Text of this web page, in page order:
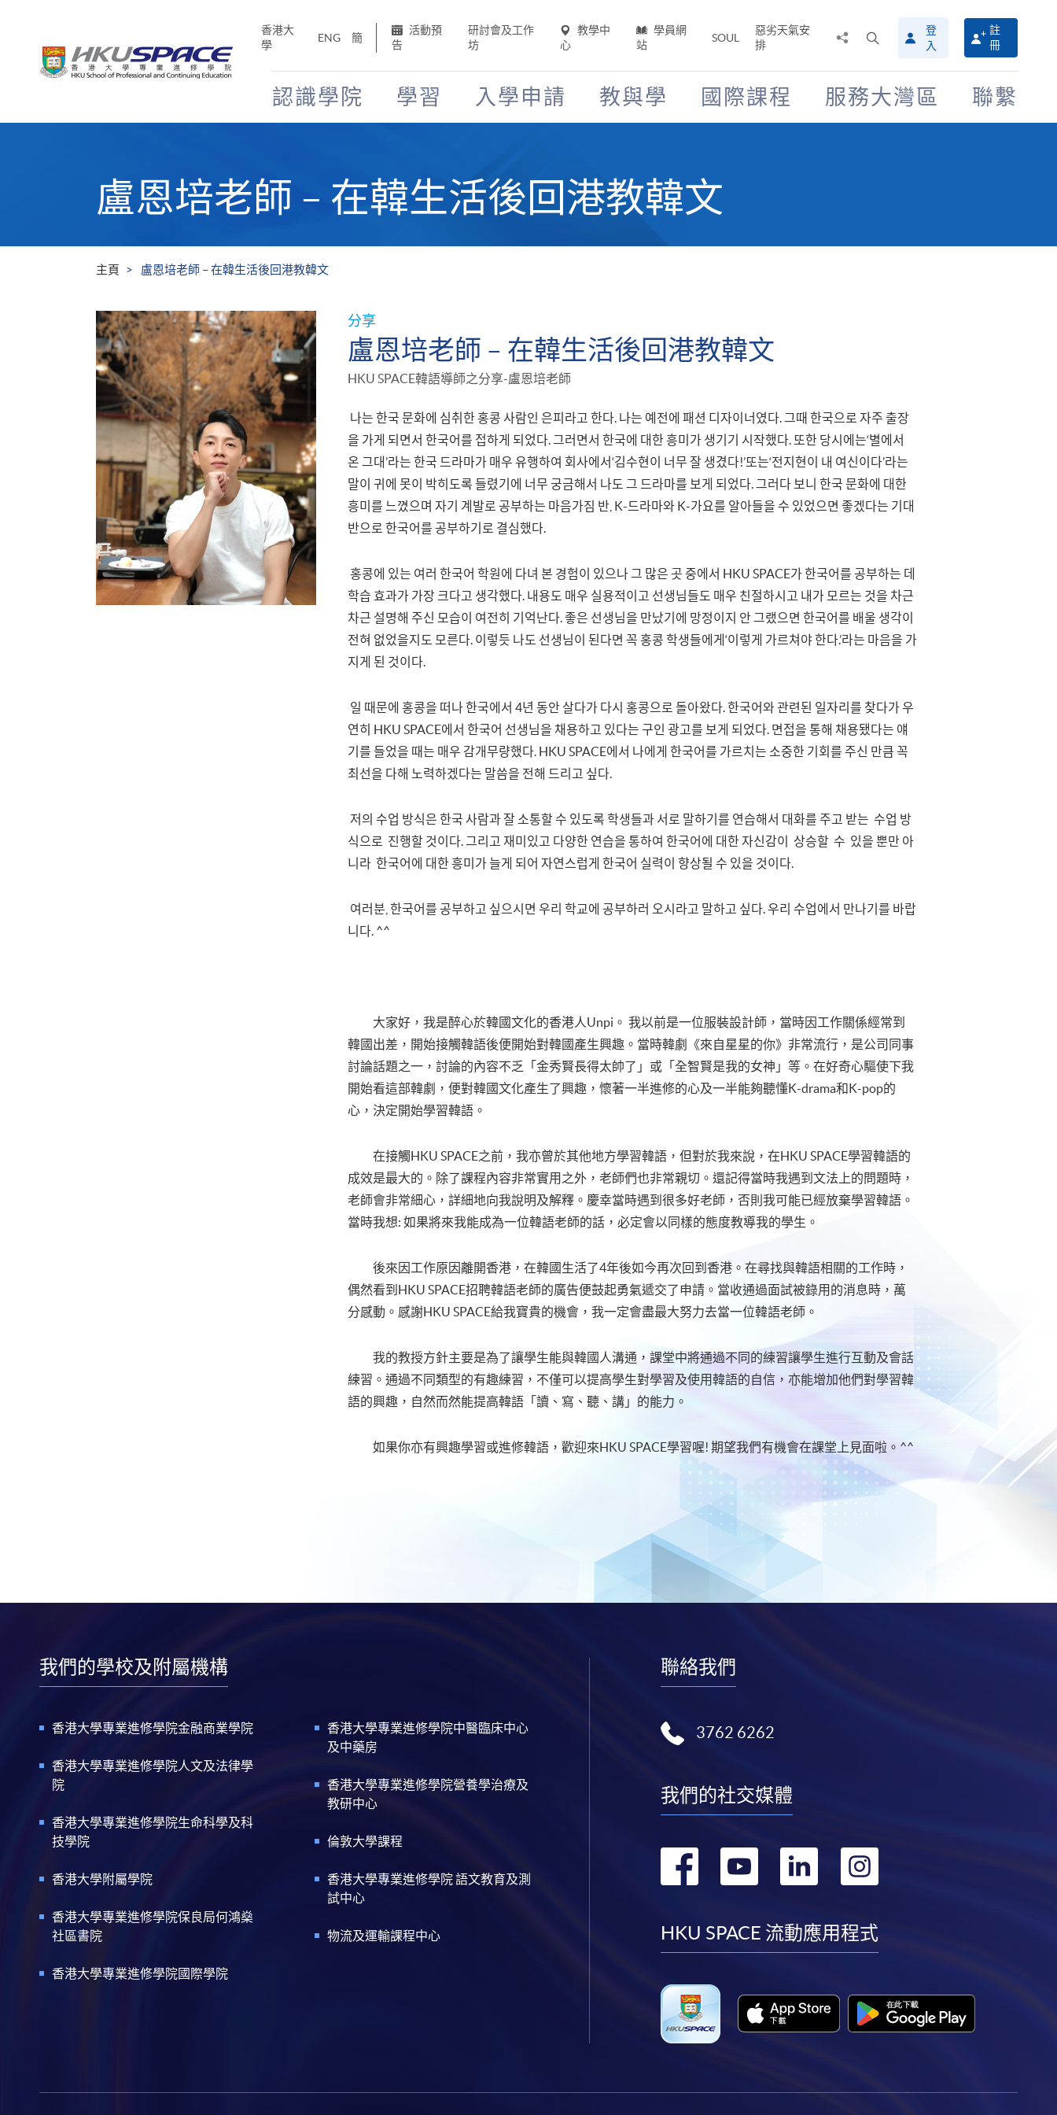
香港大
學
ENG 簡
活動預
告
研討會及工作
坊
教學中
心
學員網
站
SOUL
惡劣天氣安
排
搜
尋
介
面
登
入
註
冊
認識學院 學習 入學申請 教與學 國際課程 服務大灣區 聯繫
盧恩培老師 – 在韓生活後回港教韓文
主頁 盧恩培老師 – 在韓生活後回港教韓文
分享
盧恩培老師 – 在韓生活後回港教韓文
HKU SPACE韓語導師之分享-盧恩培老師
나는 한국 문화에 심취한 홍콩 사람인 은피라고 한다. 나는 예전에 패션 디자이너였다. 그때 한국으로 자주 출장
을 가게 되면서 한국어를 접하게 되었다. 그러면서 한국에 대한 흥미가 생기기 시작했다. 또한 당시에는‘별에서
온 그대’라는 한국 드라마가 매우 유행하여 회사에서‘김수현이 너무 잘 생겼다!’또는‘전지현이 내 여신이다’라는
말이 귀에 못이 박히도록 들렸기에 너무 궁금해서 나도 그 드라마를 보게 되었다. 그러다 보니 한국 문화에 대한
흥미를 느꼈으며 자기 계발로 공부하는 마음가짐 반, K-드라마와 K-가요를 알아들을 수 있었으면 좋겠다는 기대
반으로 한국어를 공부하기로 결심했다.
홍콩에 있는 여러 한국어 학원에 다녀 본 경험이 있으나 그 많은 곳 중에서 HKU SPACE가 한국어를 공부하는 데
학습 효과가 가장 크다고 생각했다. 내용도 매우 실용적이고 선생님들도 매우 친절하시고 내가 모르는 것을 차근
차근 설명해 주신 모습이 여전히 기억난다. 좋은 선생님을 만났기에 망정이지 안 그랬으면 한국어를 배울 생각이
전혀 없었을지도 모른다. 이렇듯 나도 선생님이 된다면 꼭 홍콩 학생들에게‘이렇게 가르쳐야 한다.’라는 마음을 가
지게 된 것이다.
일 때문에 홍콩을 떠나 한국에서 4년 동안 살다가 다시 홍콩으로 돌아왔다. 한국어와 관련된 일자리를 찾다가 우
연히 HKU SPACE에서 한국어 선생님을 채용하고 있다는 구인 광고를 보게 되었다. 면접을 통해 채용됐다는 얘
기를 들었을 때는 매우 감개무량했다. HKU SPACE에서 나에게 한국어를 가르치는 소중한 기회를 주신 만큼 꼭
최선을 다해 노력하겠다는 말씀을 전해 드리고 싶다.
저의 수업 방식은 한국 사람과 잘 소통할 수 있도록 학생들과 서로 말하기를 연습해서 대화를 주고 받는 수업 방
식으로 진행할 것이다. 그리고 재미있고 다양한 연습을 통하여 한국어에 대한 자신감이 상승할 수 있을 뿐만 아
니라 한국어에 대한 흥미가 늘게 되어 자연스럽게 한국어 실력이 향상될 수 있을 것이다.
여러분, 한국어를 공부하고 싶으시면 우리 학교에 공부하러 오시라고 말하고 싶다. 우리 수업에서 만나기를 바랍
니다. ^^
大家好，我是醉心於韓國文化的香港人Unpi。 我以前是一位服裝設計師，當時因工作關係經常到
韓國出差，開始接觸韓語後便開始對韓國產生興趣。當時韓劇《來自星星的你》非常流行，是公司同事
討論話題之一，討論的內容不乏「金秀賢長得太帥了」或「全智賢是我的女神」等。在好奇心驅使下我
開始看這部韓劇，便對韓國文化產生了興趣，懷著一半進修的心及一半能夠聽懂K-drama和K-pop的
心，決定開始學習韓語。
在接觸HKU SPACE之前，我亦曾於其他地方學習韓語，但對於我來說，在HKU SPACE學習韓語的
成效是最大的。除了課程內容非常實用之外，老師們也非常親切。還記得當時我遇到文法上的問題時，
老師會非常細心，詳細地向我說明及解釋。慶幸當時遇到很多好老師，否則我可能已經放棄學習韓語。
當時我想: 如果將來我能成為一位韓語老師的話，必定會以同樣的態度教導我的學生。
後來因工作原因離開香港，在韓國生活了4年後如今再次回到香港。在尋找與韓語相關的工作時，
偶然看到HKU SPACE招聘韓語老師的廣告便鼓起勇氣遞交了申請。當收通過面試被錄用的消息時，萬
分感動。感謝HKU SPACE給我寶貴的機會，我一定會盡最大努力去當一位韓語老師。
我的教授方針主要是為了讓學生能與韓國人溝通，課堂中將通過不同的練習讓學生進行互動及會話
練習。通過不同類型的有趣練習，不僅可以提高學生對學習及使用韓語的自信，亦能增加他們對學習韓
語的興趣，自然而然能提高韓語「讀、寫、聽、講」的能力。
如果你亦有興趣學習或進修韓語，歡迎來HKU SPACE學習喔! 期望我們有機會在課堂上見面啦。^^
我們的學校及附屬機構
香港大學專業進修學院金融商業學院
香港大學專業進修學院人文及法律學
院
香港大學專業進修學院生命科學及科
技學院
香港大學附屬學院
香港大學專業進修學院保良局何鴻燊
社區書院
香港大學專業進修學院國際學院
香港大學專業進修學院中醫臨床中心
及中藥房
香港大學專業進修學院營養學治療及
教研中心
倫敦大學課程
香港大學專業進修學院 語文教育及測
試中心
物流及運輸課程中心
聯絡我們
3762 6262
我們的社交媒體
轉
facebook
轉
youtube
轉
linkedin
轉
instagram
HKU SPACE 流動應用程式